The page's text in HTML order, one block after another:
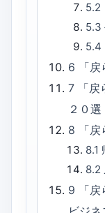
5.2
5.3
5.4
6
「
7
「
２０選
8
「
8.1
8.2
9
「